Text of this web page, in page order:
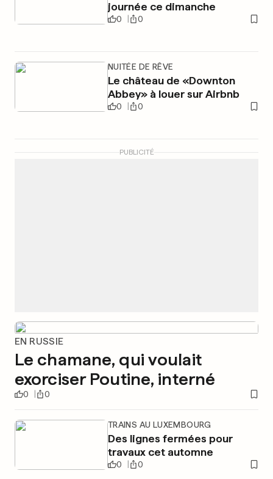
journée ce dimanche
0 0
NUITÉE DE RÊVE
Le château de «Downton
Abbey» à louer sur Airbnb
0 0
PUBLICITÉ
EN RUSSIE
Le chamane, qui voulait
exorciser Poutine, interné
0 0
TRAINS AU LUXEMBOURG
Des lignes fermées pour
travaux cet automne
0 0